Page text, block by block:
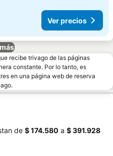
Ver precios
recibe trivago de las páginas
constante. Por lo tanto, es
en una página web de reserva
de ‎$ 174.580 a ‎$ 391.928